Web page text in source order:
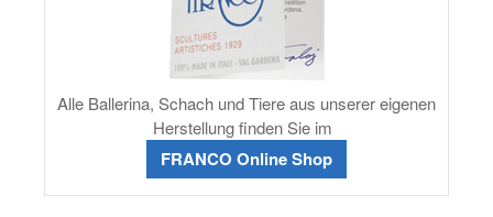
Alle Ballerina, Schach und Tiere aus unserer eigenen
Herstellung finden Sie im
FRANCO Online Shop